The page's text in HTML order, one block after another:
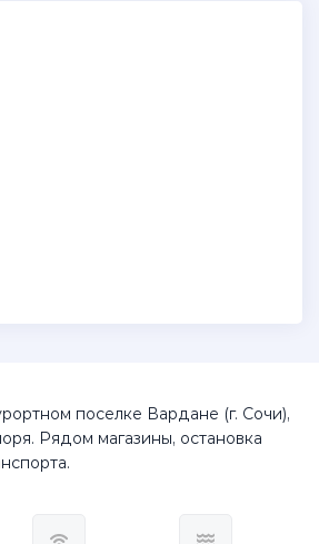
поселке Вардане (г. Сочи),
Рядом магазины, остановка